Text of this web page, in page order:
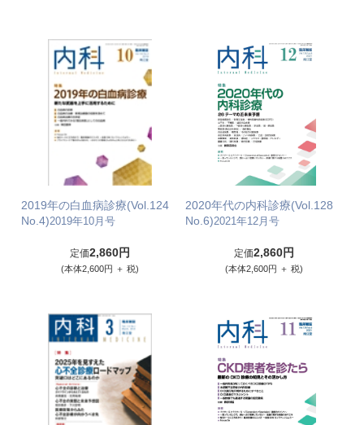
2019年の白血病診療(Vol.124
No.4)2019年10月号
定価2,860円
(本体2,600円 ＋ 税)
2020年代の内科診療(Vol.128
No.6)2021年12月号
定価2,860円
(本体2,600円 ＋ 税)